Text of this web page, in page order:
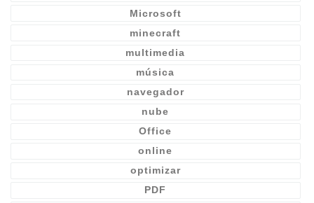
Microsoft
minecraft
multimedia
música
navegador
nube
Office
online
optimizar
PDF